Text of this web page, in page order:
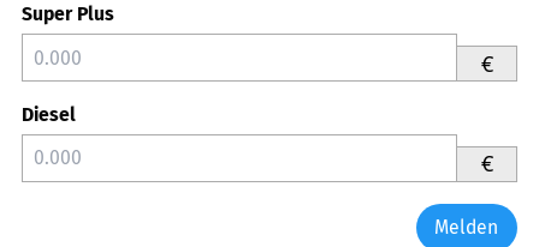
Super Plus
€
Diesel
€
Melden